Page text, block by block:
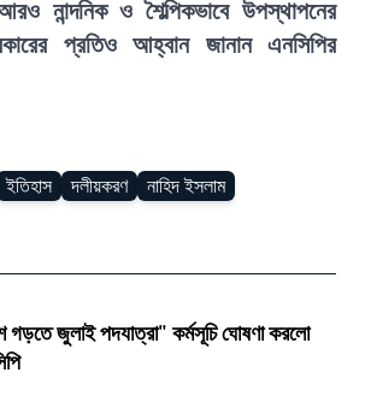
নান্দনিক ও শৈল্পিকভাবে উপস্থাপনের
প্রতিও আহ্বান জানান এনসিপির
ইতিহাস দলীয়করণ নাহিদ ইসলাম
গড়তে জুলাই পদযাত্রা" কর্মসূচি ঘোষণা করলো